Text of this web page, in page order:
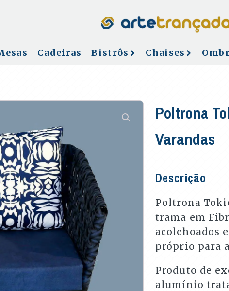
Cadeiras Bistrôs Chaises
Poltrona
Varandas
Descrição
Poltrona
trama em
acolchoados
próprio para
Produto de
alumínio